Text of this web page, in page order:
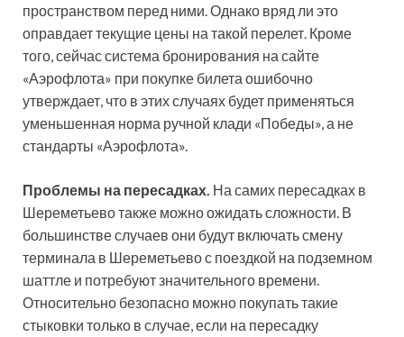
пространством перед ними. Однако вряд ли это
оправдает текущие цены на такой перелет. Кроме
того, сейчас система бронирования на сайте
«Аэрофлота» при покупке билета ошибочно
утверждает, что в этих случаях будет применяться
уменьшенная норма ручной клади «Победы», а не
стандарты «Аэрофлота».
Проблемы на пересадках. На самих пересадках в
Шереметьево также можно ожидать сложности. В
большинстве случаев они будут включать смену
терминала в Шереметьево с поездкой на подземном
шаттле и потребуют значительного времени.
Относительно безопасно можно покупать такие
стыковки только в случае, если на пересадку